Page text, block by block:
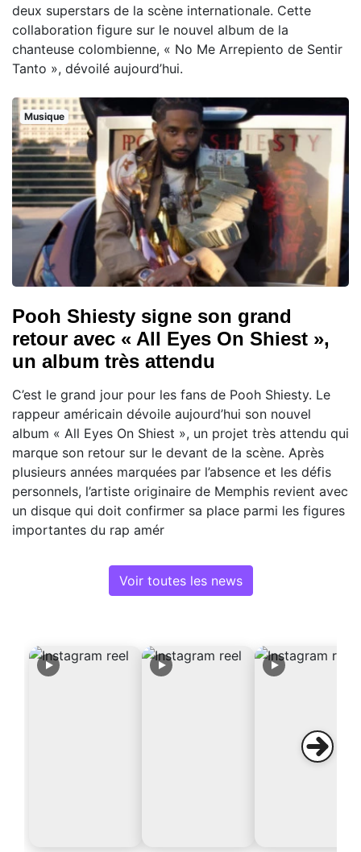
deux superstars de la scène internationale. Cette
collaboration figure sur le nouvel album de la
chanteuse colombienne, « No Me Arrepiento de Sentir
Tanto », dévoilé aujourd’hui.
Musique
Pooh Shiesty signe son grand
retour avec « All Eyes On Shiest »,
un album très attendu
C’est le grand jour pour les fans de Pooh Shiesty. Le
rappeur américain dévoile aujourd’hui son nouvel
album « All Eyes On Shiest », un projet très attendu qui
marque son retour sur le devant de la scène. Après
plusieurs années marquées par l’absence et les défis
personnels, l’artiste originaire de Memphis revient avec
un disque qui doit confirmer sa place parmi les figures
importantes du rap amér
Voir toutes les news